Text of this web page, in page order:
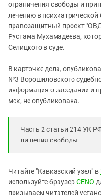
ограничения свободы и
лечению в психиатрической
правозащитный проект
Рустама Мухамадеева,
Селицкого в суде.
В карточке дела,
№3 Ворошиловского
информация о заседании и
мск, не опубликована.
Часть 2 статьи 214 УК
лишения свободы.
Читайте "Кавказский узел" в
используйте браузерCENO
призываем читателей